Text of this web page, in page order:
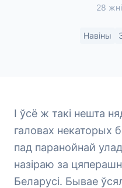
28
Навіны
І ўсё ж такі нешта
галовах некаторых
пад паранойнай
назіраю за
Беларусі. Бывае